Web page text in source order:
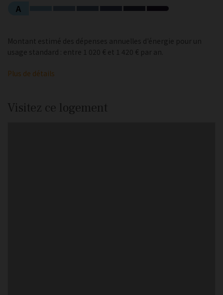
A
Montant estimé des dépenses annuelles d'énergie pour un
usage standard : entre 1 020 € et 1 420 € par an.
Plus de détails
Visitez ce logement